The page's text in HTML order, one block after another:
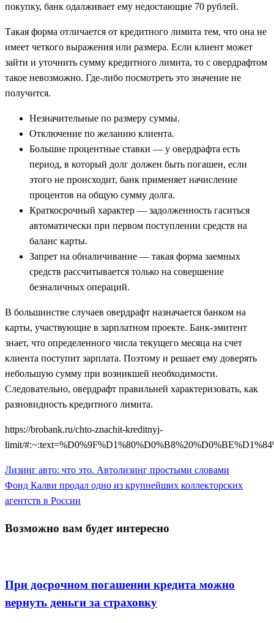
покупку, банк одалживает ему недостающие 70 рублей.
Такая форма отличается от кредитного лимита тем, что она не
имеет четкого выражения или размера. Если клиент может
зайти и уточнить сумму кредитного лимита, то с овердрафтом
такое невозможно. Где-либо посмотреть это значение не
получится.
Незначительные по размеру суммы.
Отключение по желанию клиента.
Большие процентные ставки — у овердрафта есть
период, в который долг должен быть погашен, если
этого не происходит, банк применяет начисление
процентов на общую сумму долга.
Краткосрочный характер — задолженность гаситься
автоматически при первом поступлении средств на
баланс карты.
Запрет на обналичивание — такая форма заемных
средств рассчитывается только на совершение
безналичных операций.
В большинстве случаев овердрафт назначается банком на
карты, участвующие в зарплатном проекте. Банк-эмитент
знает, что определенного числа текущего месяца на счет
клиента поступит зарплата. Поэтому и решает ему доверять
небольшую сумму при возникшей необходимости.
Следовательно, овердрафт правильней характеризовать, как
разновидность кредитного лимита.
https://brobank.ru/chto-znachit-kreditnyj-
limit/
Навигация
по
Previous
Post
Лизинг авто: что это. Автолизинг простыми словами
Next
Post
Фонд Калви продал одно из крупнейших коллекторских
агентств в России
Возможно вам будет интересно
При досрочном погашении кредита можно
вернуть деньги за страховку